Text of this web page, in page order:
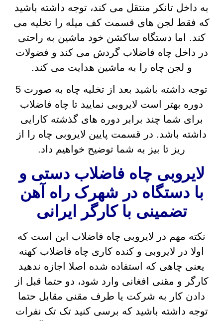
به داخل تانکر منتقل می کند، توجه داشته باشید
که فقط لجن های قسمت کف میله را تخلیه می
کند. اما دستگاه ساکشن خود ماشین به راحتی
در داخل چاه فاضلاب گردش می کند و فضولات
و لجن چاه را به ماشین هدایت می کند.
توجه داشته باشید بعد از تخلیه چاه به صورت 5
دوره بهتر است لایروبی نمایید تا چاه فاضلاب
برای شما چند برابر دوره های گذشته کارایی
داشته باشد. در قسمت پایین لایروبی چاه را از
ریز تا بیز به شما توضیح خواهیم داد.
لایروبی چاه فاضلاب دستی و
با دستگاه در شهرک راه آهن
تضمینی با کارگر ایرانی
نکته مهم در لایروبی چاه فاضلاب این است که
اولا در لایروبی و کنده کاری چاه فاضلاب کهنه
یعنی چاهی که استفاده شده اصلا اجازه ندهید
کارگر و مقنی افغانی وارد شود، دو حتما قبل از
دادن کار به شرکت یا طرف مقنی مقابل حتما
توجه داشته باشید که برسی کنید تک تک نفرات